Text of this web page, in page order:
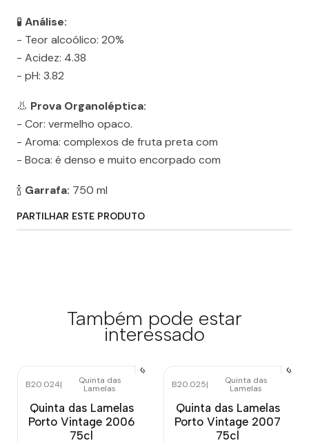
🧪 Análise:
- Teor alcoólico: 20%
- Acidez: 4.38
- pH: 3.82
👃 Prova Organoléptica:
- Cor: vermelho opaco.
- Aroma: complexos de fruta preta com
- Boca: é denso e muito encorpado com
🍾 Garrafa: 750 ml
PARTILHAR ESTE PRODUTO
Também pode estar
interessado
B20.024| Quinta das
Lamelas
Quinta das Lamelas
Porto Vintage 2006
75cl
B20.025| Quinta das
Lamelas
Quinta das Lamelas
Porto Vintage 2007
75cl